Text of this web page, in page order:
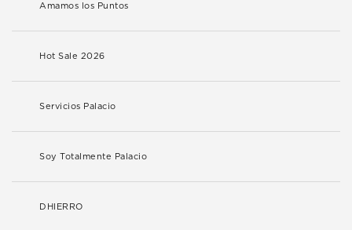
Amamos los Puntos
Hot Sale 2026
Servicios Palacio
Soy Totalmente Palacio
DHIERRO